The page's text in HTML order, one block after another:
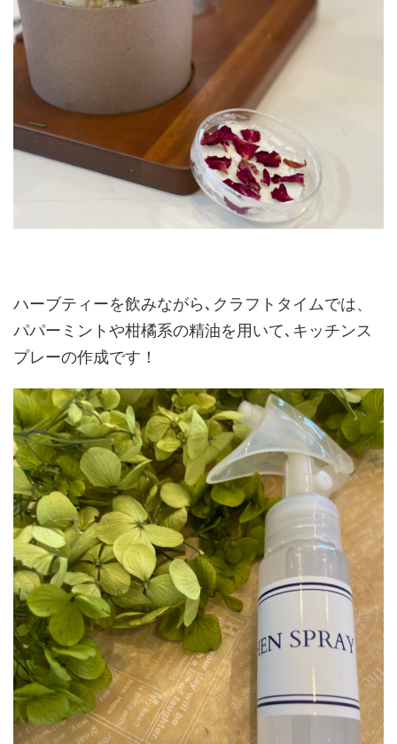
ハーブティーを飲みながら､クラフトタイムでは、
パパーミントや柑橘系の精油を用いて､キッチンス
プレーの作成です！